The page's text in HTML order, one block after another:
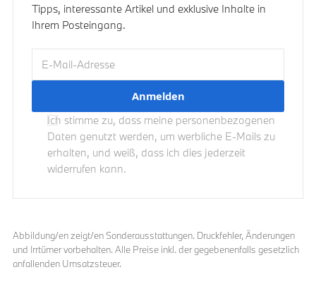
Tipps, interessante Artikel und exklusive Inhalte in
Ihrem Posteingang.
Ich stimme zu, dass meine personenbezogenen
Daten genutzt werden, um werbliche E-Mails zu
erhalten, und weiß, dass ich dies jederzeit
widerrufen kann.
Abbildung/en zeigt/en Sonderausstattungen. Druckfehler, Änderungen
und Irrtümer vorbehalten. Alle Preise inkl. der gegebenenfalls gesetzlich
anfallenden Umsatzsteuer.